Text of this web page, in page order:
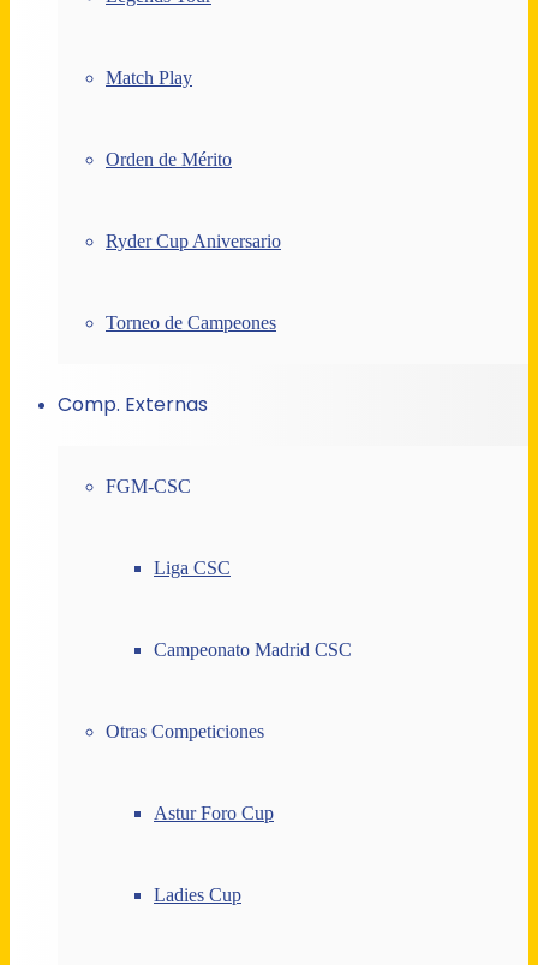
Match Play
Orden de Mérito
Ryder Cup Aniversario
Torneo de Campeones
Comp. Externas
FGM-CSC
Liga CSC
Campeonato Madrid CSC
Otras Competiciones
Astur Foro Cup
Ladies Cup